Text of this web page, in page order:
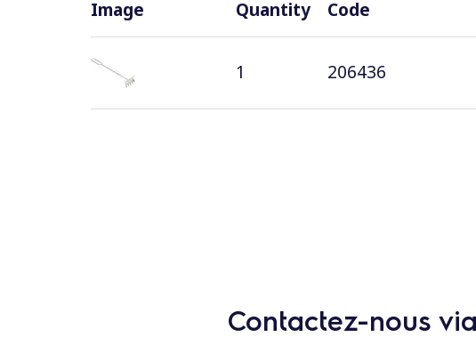
Image Quantity Code
1 206436
Contactez-nous